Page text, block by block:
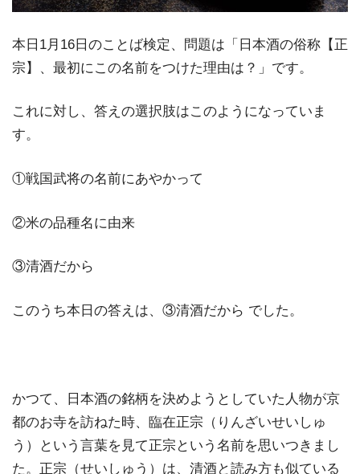
本日1月16日のことば検定、問題は「日本酒の俗称【正
宗】、最初にこの名前をつけた理由は？」です。
これに対し、答えの選択肢はこのようになっていま
す。
①戦国武将の名前にあやかって
②米の品種名に由来
③清酒だから
このうち本日の答えは、③清酒だから でした。
かつて、日本酒の銘柄を決めようとしていた人物が京
都のお寺を訪ねた時、臨在正宗（りんざいせいしゅ
う）という言葉を見て正宗という名前を思いつきまし
た。正宗（せいしゅう）は、清酒と読み方も似ている